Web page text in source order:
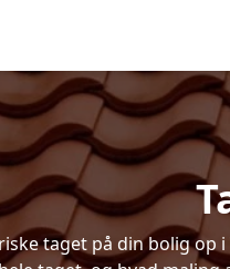
taget på din bolig